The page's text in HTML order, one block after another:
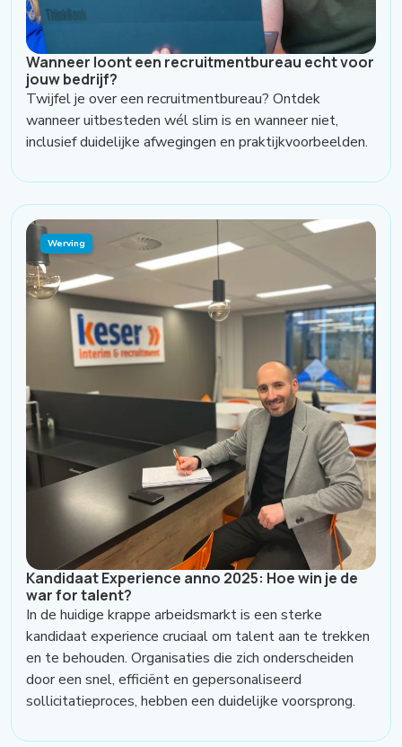
Wanneer loont een recruitmentbureau echt voor
jouw bedrijf?
Twijfel je over een recruitmentbureau? Ontdek
wanneer uitbesteden wél slim is en wanneer niet,
inclusief duidelijke afwegingen en praktijkvoorbeelden.
Werving
Kandidaat Experience anno 2025: Hoe win je de
war for talent?
In de huidige krappe arbeidsmarkt is een sterke
kandidaat experience cruciaal om talent aan te trekken
en te behouden. Organisaties die zich onderscheiden
door een snel, efficiënt en gepersonaliseerd
sollicitatieproces, hebben een duidelijke voorsprong.